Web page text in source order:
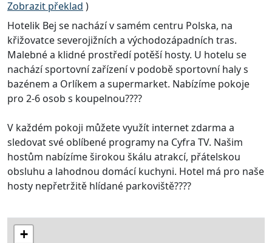
Zobrazit překlad )
Hotelik Bej se nachází v samém centru Polska, na
křižovatce severojižních a východozápadních tras.
Malebné a klidné prostředí potěší hosty. U hotelu se
nachází sportovní zařízení v podobě sportovní haly s
bazénem a Orlíkem a supermarket. Nabízíme pokoje
pro 2-6 osob s koupelnou????
V každém pokoji můžete využít internet zdarma a
sledovat své oblíbené programy na Cyfra TV. Našim
hostům nabízíme širokou škálu atrakcí, přátelskou
obsluhu a lahodnou domácí kuchyni. Hotel má pro naše
hosty nepřetržitě hlídané parkoviště????
+